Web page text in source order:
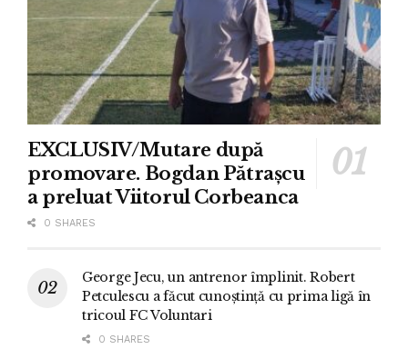
EXCLUSIV/Mutare după
promovare. Bogdan Pătrașcu
a preluat Viitorul Corbeanca
0 SHARES
George Jecu, un antrenor împlinit. Robert
Petculescu a făcut cunoștință cu prima ligă în
tricoul FC Voluntari
0 SHARES